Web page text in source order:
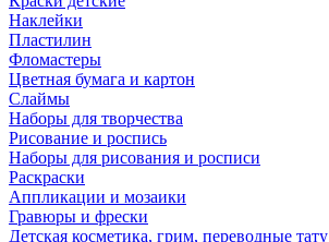
Наклейки
Пластилин
Фломастеры
Цветная бумага и картон
Слаймы
Наборы для творчества
Рисование и роспись
Наборы для рисования и росписи
Раскраски
Аппликации и мозаики
Гравюры и фрески
Детская косметика, грим, переводные тату